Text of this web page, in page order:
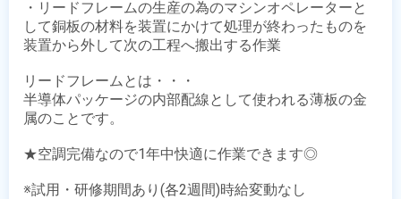
・リードフレームの生産の為のマシンオペレーターと
して銅板の材料を装置にかけて処理が終わったものを
装置から外して次の工程へ搬出する作業
リードフレームとは・・・
半導体パッケージの内部配線として使われる薄板の金
属のことです。
★空調完備なので1年中快適に作業できます◎
※試用・研修期間あり(各2週間)時給変動なし